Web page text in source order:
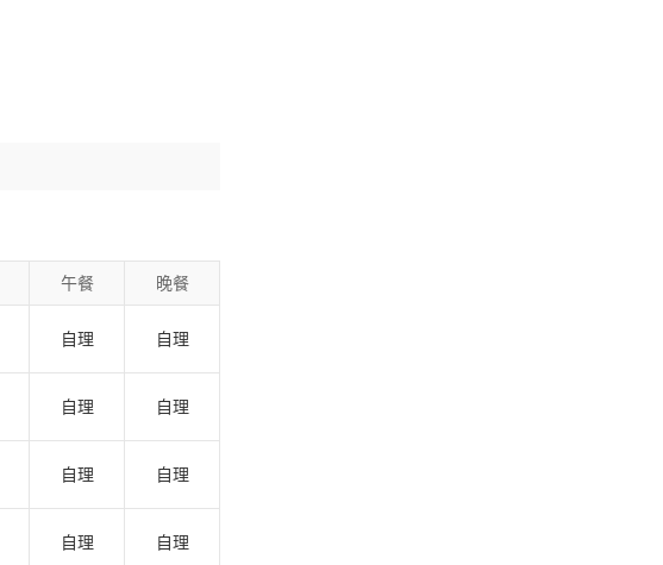
午餐 晚餐
自理 自理
自理 自理
自理 自理
自理 自理